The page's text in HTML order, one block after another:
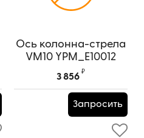
Ось колонна-стрела
VM10 YPM_E10012
YPM_E10012
3 856
₽
Запросить